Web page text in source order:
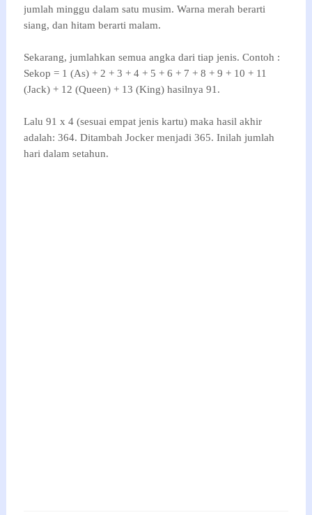
jumlah minggu dalam satu musim. Warna merah berarti
siang, dan hitam berarti malam.
Sekarang, jumlahkan semua angka dari tiap jenis. Contoh :
Sekop = 1 (As) + 2 + 3 + 4 + 5 + 6 + 7 + 8 + 9 + 10 + 11
(Jack) + 12 (Queen) + 13 (King) hasilnya 91.
Lalu 91 x 4 (sesuai empat jenis kartu) maka hasil akhir
adalah: 364. Ditambah Jocker menjadi 365. Inilah jumlah
hari dalam setahun.